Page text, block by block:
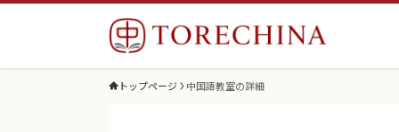
トップページ 中国語教室の詳細